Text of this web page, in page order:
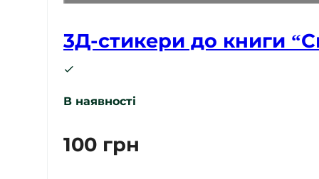
3Д-стикери до книги
В наявності
100 грн